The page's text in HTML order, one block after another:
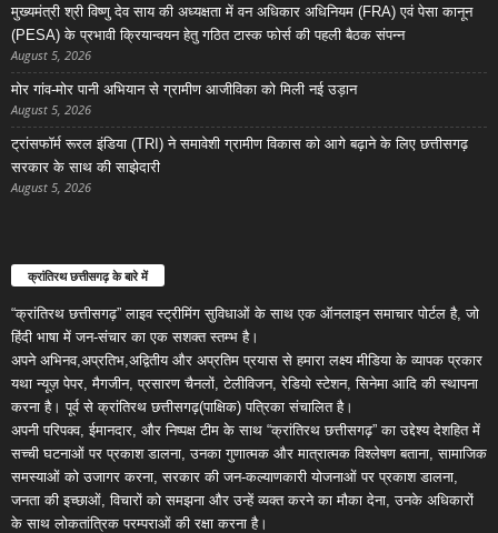
मुख्यमंत्री श्री विष्णु देव साय की अध्यक्षता में वन अधिकार अधिनियम (FRA) एवं पेसा कानून
(PESA) के प्रभावी क्रियान्वयन हेतु गठित टास्क फोर्स की पहली बैठक संपन्न
August 5, 2026
मोर गांव-मोर पानी अभियान से ग्रामीण आजीविका को मिली नई उड़ान
August 5, 2026
ट्रांसफॉर्म रूरल इंडिया (TRI) ने समावेशी ग्रामीण विकास को आगे बढ़ाने के लिए छत्तीसगढ़
सरकार के साथ की साझेदारी
August 5, 2026
क्रांतिरथ छत्तीसगढ़ के बारे में
“क्रांतिरथ छत्तीसगढ़” लाइव स्ट्रीमिंग सुविधाओं के साथ एक ऑनलाइन समाचार पोर्टल है, जो
हिंदी भाषा में जन-संचार का एक सशक्त स्तम्भ है।
अपने अभिनव,अप्रतिभ,अद्वितीय और अप्रतिम प्रयास से हमारा लक्ष्य मीडिया के व्यापक प्रकार
यथा न्यूज़ पेपर, मैगजीन, प्रसारण चैनलों, टेलीविजन, रेडियो स्टेशन, सिनेमा आदि की स्थापना
करना है। पूर्व से क्रांतिरथ छत्तीसगढ़(पाक्षिक) पत्रिका संचालित है।
अपनी परिपक्व, ईमानदार, और निष्पक्ष टीम के साथ “क्रांतिरथ छत्तीसगढ़” का उद्देश्य देशहित में
सच्ची घटनाओं पर प्रकाश डालना, उनका गुणात्मक और मात्रात्मक विश्लेषण बताना, सामाजिक
समस्याओं को उजागर करना, सरकार की जन-कल्याणकारी योजनाओं पर प्रकाश डालना,
जनता की इच्छाओं, विचारों को समझना और उन्हें व्यक्त करने का मौका देना, उनके अधिकारों
के साथ लोकतांत्रिक परम्पराओं की रक्षा करना है।